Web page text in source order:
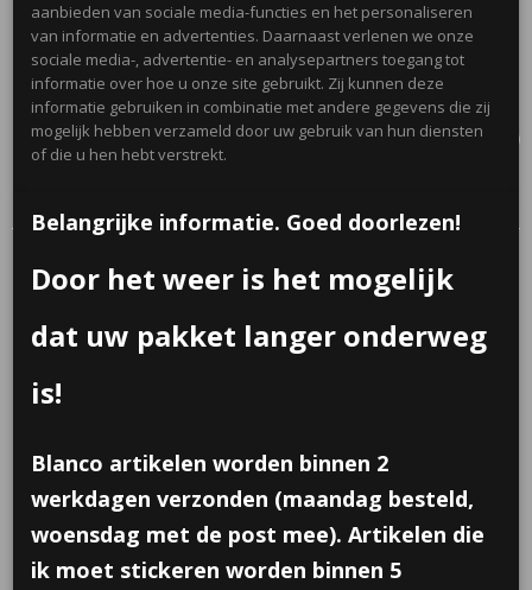
Inloggen Registreren
UW WINKELWAGEN
Geen producten
(0)
aanbieden van sociale media-functies en het personaliseren
van informatie en advertenties. Daarnaast verlenen we onze
sociale media-, advertentie- en analysepartners toegang tot
informatie over hoe u onze site gebruikt. Zij kunnen deze
informatie gebruiken in combinatie met andere gegevens die zij
mogelijk hebben verzameld door uw gebruik van hun diensten
of die u hen hebt verstrekt.
Belangrijke informatie. Goed doorlezen!
Door het weer is het mogelijk
dat uw pakket langer onderweg
is!
Blanco artikelen worden binnen 2
werkdagen verzonden (maandag besteld,
woensdag met de post mee). Artikelen die
ik moet stickeren worden binnen 5